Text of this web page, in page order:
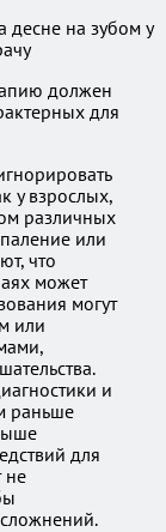
должен
для
у взрослых,
различных
или
что
может
могут
или
и
раньше
для
не